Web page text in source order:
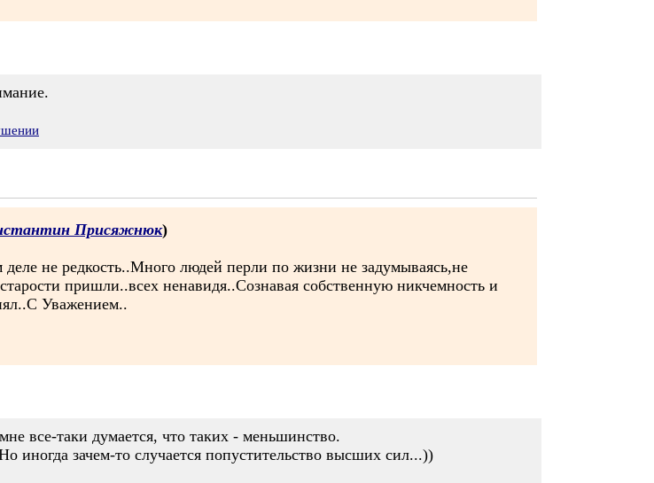
Присяжнюк)
не редкость..Много людей перли по жизни не задумываясь,не
пришли..всех ненавидя..Сознавая собственную никчемность и
Уважением..
все-таки думается, что таких - меньшинство.
иногда зачем-то случается попустительство высших сил...))